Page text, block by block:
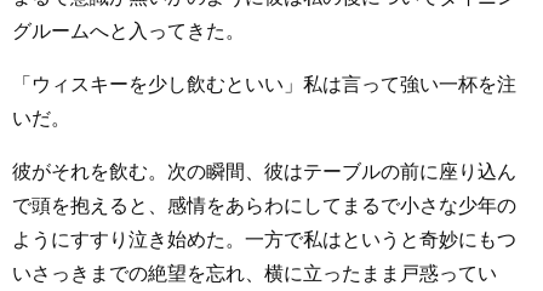
グルームへと入ってきた。
「ウィスキーを少し飲むといい」私は言って強い一杯を注
いだ。
彼がそれを飲む。次の瞬間、彼はテーブルの前に座り込ん
で頭を抱えると、感情をあらわにしてまるで小さな少年の
ようにすすり泣き始めた。一方で私はというと奇妙にもつ
いさっきまでの絶望を忘れ、横に立ったまま戸惑ってい